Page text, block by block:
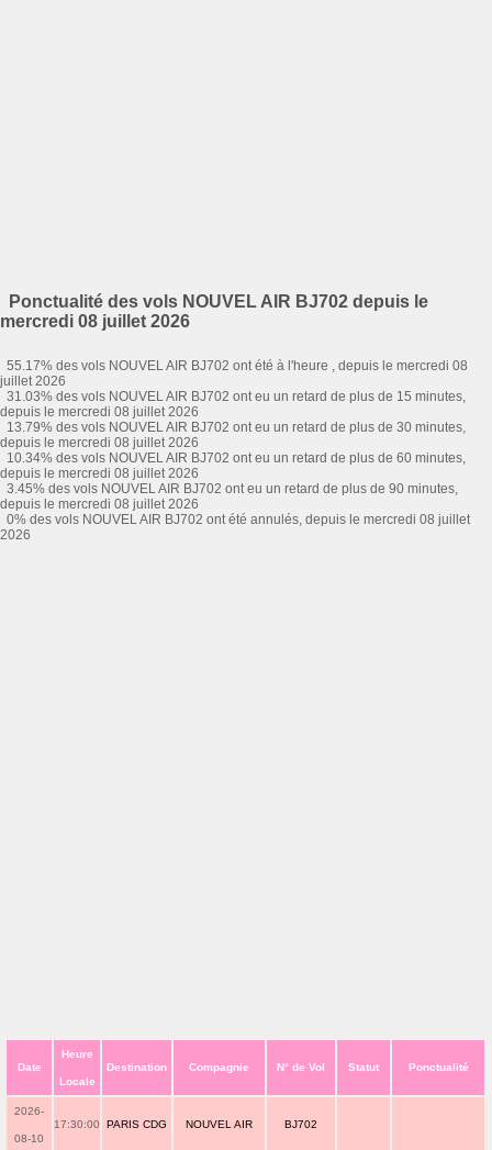
Ponctualité des vols NOUVEL AIR BJ702 depuis le
mercredi 08 juillet 2026
55.17% des vols NOUVEL AIR BJ702 ont été à l'heure , depuis le mercredi 08
juillet 2026
31.03% des vols NOUVEL AIR BJ702 ont eu un retard de plus de 15 minutes,
depuis le mercredi 08 juillet 2026
13.79% des vols NOUVEL AIR BJ702 ont eu un retard de plus de 30 minutes,
depuis le mercredi 08 juillet 2026
10.34% des vols NOUVEL AIR BJ702 ont eu un retard de plus de 60 minutes,
depuis le mercredi 08 juillet 2026
3.45% des vols NOUVEL AIR BJ702 ont eu un retard de plus de 90 minutes,
depuis le mercredi 08 juillet 2026
0% des vols NOUVEL AIR BJ702 ont été annulés, depuis le mercredi 08 juillet
2026
Date
Heure
Locale
Destination Compagnie N° de Vol Statut Ponctualité
2026-
08-10
17:30:00 PARIS CDG NOUVEL AIR BJ702